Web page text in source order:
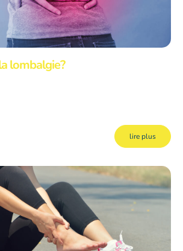
lombalgie?
lire plus